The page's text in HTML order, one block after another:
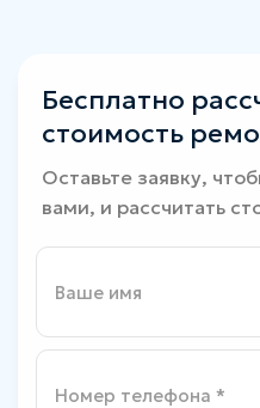
Бесплатно
стоимость
Оставьте заявку,
вами, и рассчитать
Ваше имя
Номер телефона *